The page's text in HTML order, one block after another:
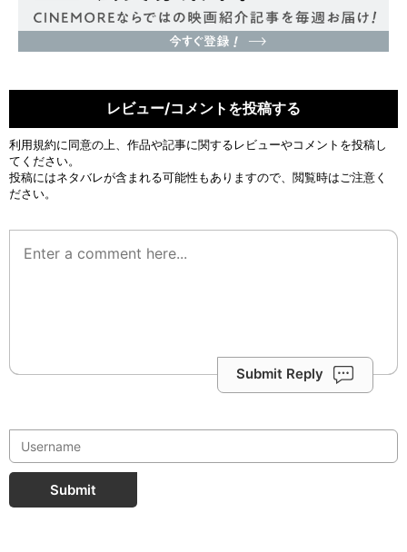
レビュー/コメントを投稿する
利用規約に同意の上、作品や記事に関するレビューやコメントを投稿し
てください。
投稿にはネタバレが含まれる可能性もありますので、閲覧時はご注意く
ださい。
Submit Reply
Submit